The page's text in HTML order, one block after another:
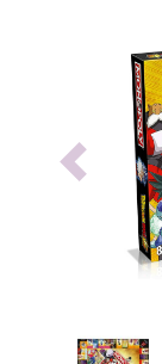
Previous